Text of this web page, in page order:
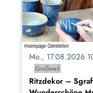
Mo., 17.08.2026
Großweil
Ritzdekor –